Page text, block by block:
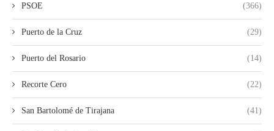
PSOE (366)
Puerto de la Cruz (29)
Puerto del Rosario (14)
Recorte Cero (22)
San Bartolomé de Tirajana (41)